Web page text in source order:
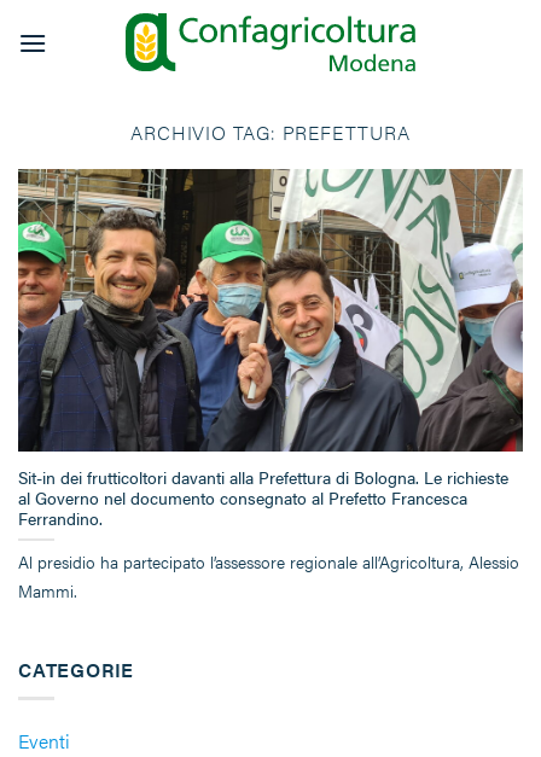
ARCHIVIO TAG: PREFETTURA
CATEGORIE
Eventi
Sit-in dei frutticoltori davanti alla Prefettura di Bologna. Le richieste
al Governo nel documento consegnato al Prefetto Francesca
Ferrandino.
Al presidio ha partecipato l’assessore regionale all’Agricoltura, Alessio
Mammi.